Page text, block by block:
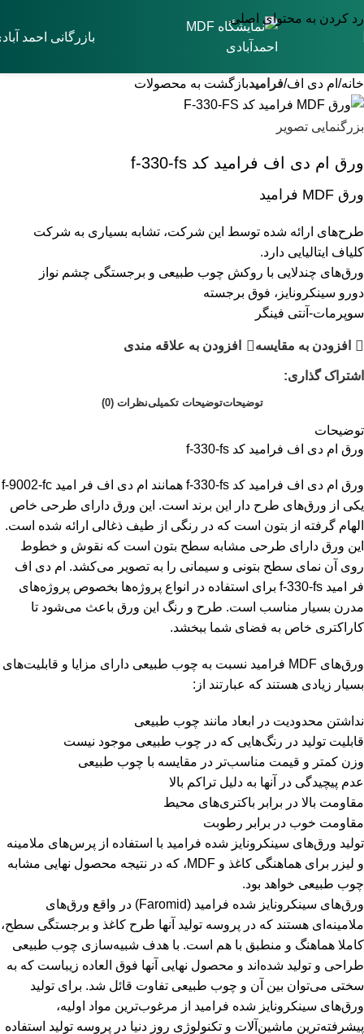
رد کردن به محتوای اصلی
بازرگانی احمد
خانه ام دی اف فرامیدبازگشت به محصولات
بزرگنمایی تصویر
ورق ام دی اف فرامید کد f-330-fs
ورق MDF فرامید
طرح‌های ارائه شده توسط این شرکت، تشابه بسیاری به شرکت
کلیاف ایتالیایی دارد.
ورق‌های چندلایی با روکش چوب طبیعی و برجستگی چشم نواز
دورو سینکرونایز، فوق برجسته
سوپرمات-آنتی فینگر
افزودن به مقایسه افزودن به علاقه مندی
اشتراک گذاری:
توضیحاتتوضیحات تکمیلینظرات (0)
توضیحات
ورق ام دی اف فرامید کد f-330-fs
ورق ام دی اف فرامید کد f-330-fs همانند
ام دی اف فر امید f-9002-fc
یکی از ورق‌های طرح دار این برند است. این ورق دارای طرحی خاص
الهام گرفته از بتون است که در رنگی از طیف ذغالی ارائه شده است.
این ورق دارای طرحی مشابه سطح بتون است که نقوش و خطوط
روی آن نمای سطح بتونی و سیمانی را به تصویر می‌کشد. ام دی اف
فر امید f-330-fs برای استفاده در انواع پروژه‌ها بخصوص پروژه‌های
مدرن بسیار مناسب است. طرح و رنگ این ورق باعث می‌شود تا
کاراکتری خاص به فضای شما ببخشد.
ورق‌های MDF فرامید نسبت به چوب طبیعی دارای مزایا و قابلیت‌های
بسیار زیادی هستند که عبارتند از:
نداشتن محدودیت در ابعاد مانند چوب طبیعی
قابلیت تولید در رنگ‌هایی که در چوب طبیعی موجود نیست
وزن کمتر و قیمت مناسب‌تر در مقایسه با چوب طبیعی
عدم پیچیدگی در آنها به دلیل تراکم بالا
مقاومت بالا در برابر باکتری‌های محیط
مقاومت خوب در برابر رطوبت
تولید ورق‌های سینکرونایز شده فرامید با استفاده از پرس‌های ملامینه
و لیزر برای هماهنگی کاغذ و MDF، که در نتیجه محصول نهایی مشابه
چوب طبیعی خواهد بود.
ورق‌های سینکرونایز شده فرامید (Faromid) در واقع ورق‌های
ملامینه‌ای هستند که در پروسه تولید آنها طرح کاغذ و برجستگی سطح،
کاملا هماهنگ و منطبق با هم است. با هدف شبیه‌سازی چوب طبیعی
طراحی و تولید شده‌اند و محصول نهایی آنها فوق العاده زیباست که به
سختی می‌توان بین آن و چوب طبیعی تفاوت قائل شد. برای تولید
ورق‌های سینکرونایز شده فرامید از مرغوب‌ترین مواد اولیه،
پیشرفته‌ترین ماشین‌آلات و تکنولوژی روز دنیا در پروسه تولید استفاده